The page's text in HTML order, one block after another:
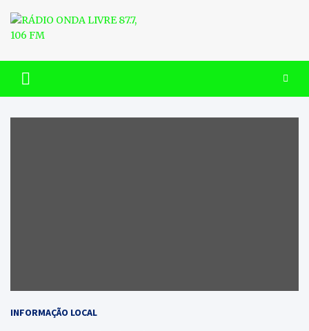
content
RÁDIO ONDA LIVRE 87.7, 106
FM
INFORMAÇÃO LOCAL